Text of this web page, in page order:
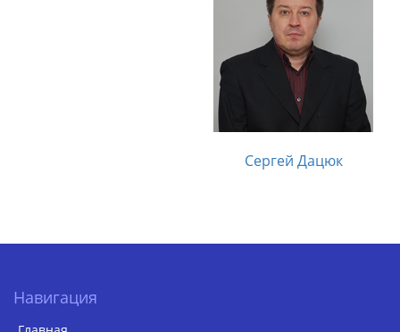
Сергей Дацюк
Навигация